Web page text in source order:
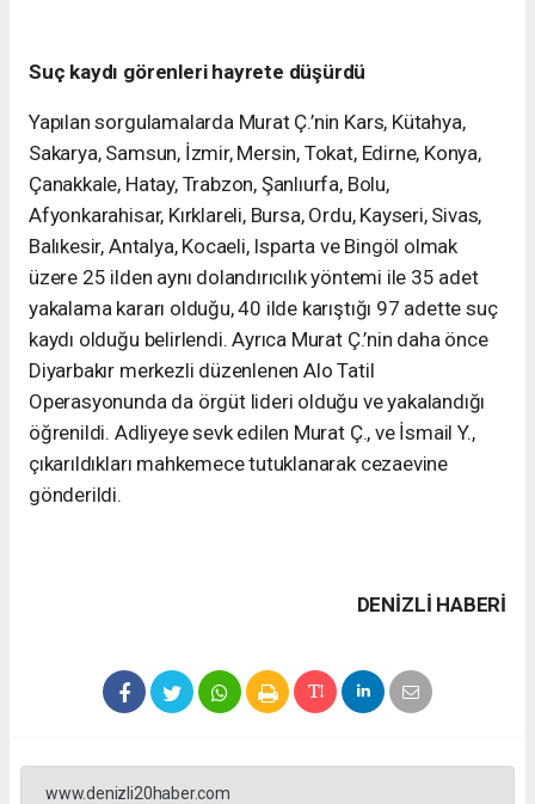
Suç kaydı görenleri hayrete düşürdü
Yapılan sorgulamalarda Murat Ç.’nin Kars, Kütahya,
Sakarya, Samsun, İzmir, Mersin, Tokat, Edirne, Konya,
Çanakkale, Hatay, Trabzon, Şanlıurfa, Bolu,
Afyonkarahisar, Kırklareli, Bursa, Ordu, Kayseri, Sivas,
Balıkesir, Antalya, Kocaeli, Isparta ve Bingöl olmak
üzere 25 ilden aynı dolandırıcılık yöntemi ile 35 adet
yakalama kararı olduğu, 40 ilde karıştığı 97 adette suç
kaydı olduğu belirlendi. Ayrıca Murat Ç.’nin daha önce
Diyarbakır merkezli düzenlenen Alo Tatil
Operasyonunda da örgüt lideri olduğu ve yakalandığı
öğrenildi. Adliyeye sevk edilen Murat Ç., ve İsmail Y.,
çıkarıldıkları mahkemece tutuklanarak cezaevine
gönderildi.
DENIZLI HABERİ
www.denizli20haber.com